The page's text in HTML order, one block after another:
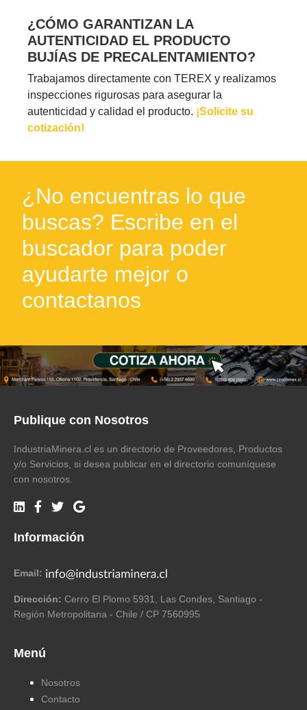
¿CÓMO GARANTIZAN LA
AUTENTICIDAD EL PRODUCTO
BUJÍAS DE PRECALENTAMIENTO?
Trabajamos directamente con TEREX y realizamos
inspecciones rigurosas para asegurar la
autenticidad y calidad el producto. ¡Solicite su
cotización!
¿No encuentras lo que
buscas? Escribe en el
buscador para poder
ayudarte mejor o
contactanos
Publique con Nosotros
IndustriaMinera.cl es un directorio de Proveedores, Productos
y/o Servicios, si desea publicar en el directorio comuníquese
con nosotros.
Información
Email:
Dirección: Cerro El Plomo 5931, Las Condes, Santiago -
Región Metropolitana - Chile / CP 7560995
Menú
Nosotros
Contacto